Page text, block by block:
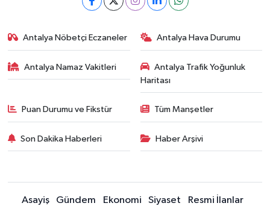
Antalya Nöbetçi Eczaneler Antalya Hava Durumu
Antalya Namaz Vakitleri
Antalya Trafik Yoğunluk
Haritası
Puan Durumu ve Fikstür Tüm Manşetler
Son Dakika Haberleri Haber Arşivi
Asayiş Gündem Ekonomi Siyaset
Resmi İlanlar